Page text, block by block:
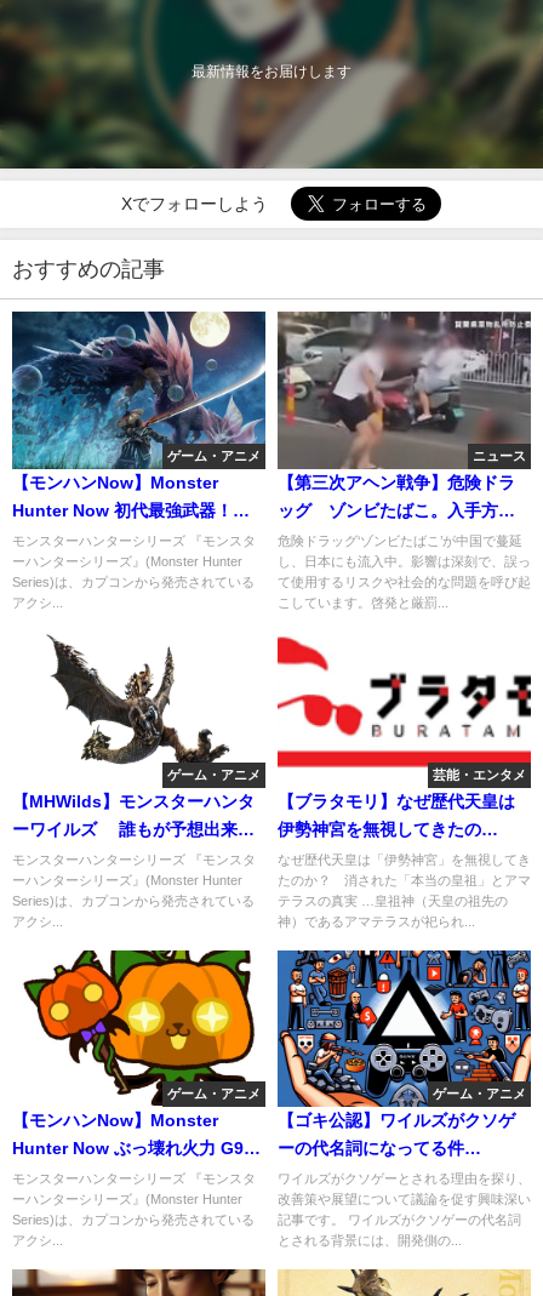
最新情報をお届けします
Xでフォローしよう
おすすめの記事
ゲーム・アニメ
【モンハンNow】Monster
Hunter Now 初代最強武器！全
モンスターを蹂躙
モンスターハンターシリーズ 『モンスタ
ーハンターシリーズ』(Monster Hunter
Series)は、カプコンから発売されている
アクシ...
ニュース
【第三次アヘン戦争】危険ドラ
ッグ ゾンビたばこ。入手方法
は？金額は？合法ドラッグ専門
家
危険ドラッグ‘ゾンビたばこ’が中国で蔓延
し、日本にも流入中。影響は深刻で、誤っ
て使用するリスクや社会的な問題を呼び起
こしています。啓発と厳罰...
ゲーム・アニメ
【MHWilds】モンスターハンタ
ーワイルズ 誰もが予想出来な
かった空振り
モンスターハンターシリーズ 『モンスタ
ーハンターシリーズ』(Monster Hunter
Series)は、カプコンから発売されている
アクシ...
芸能・エンタメ
【ブラタモリ】なぜ歴代天皇は
伊勢神宮を無視してきたの
か？ 消された「本当の皇祖」
とアマテラスの真実
なぜ歴代天皇は「伊勢神宮」を無視してき
たのか？ 消された「本当の皇祖」とアマ
テラスの真実 …皇祖神（天皇の祖先の
神）であるアマテラスが祀られ...
ゲーム・アニメ
【モンハンNow】Monster
Hunter Now ぶっ壊れ火力 G9ト
ビカガチ雷弓装備
モンスターハンターシリーズ 『モンスタ
ーハンターシリーズ』(Monster Hunter
Series)は、カプコンから発売されている
アクシ...
ゲーム・アニメ
【ゴキ公認】ワイルズがクソゲ
ーの代名詞になってる件
wwwwwww
ワイルズがクソゲーとされる理由を探り、
改善策や展望について議論を促す興味深い
記事です。 ワイルズがクソゲーの代名詞
とされる背景には、開発側の...